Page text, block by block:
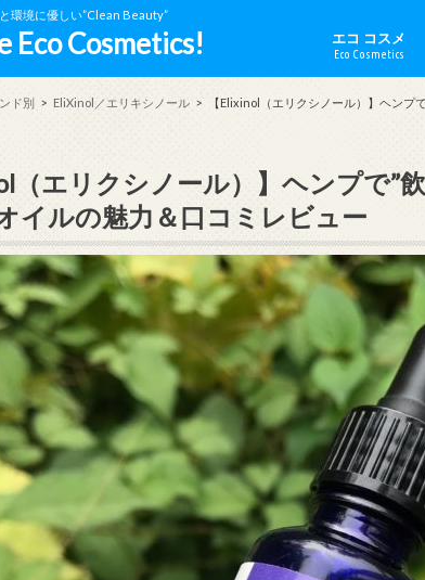
環境に優しい”Clean Beauty”
Eco Cosmetics! エコ コスメ
Eco Cosmetics
ド別 EliXinol／エリキシノール 【Elixinol（エリクシノール）】ヘンプ
（エリクシノール）】ヘンプで”
イルの魅力＆口コミレビュー